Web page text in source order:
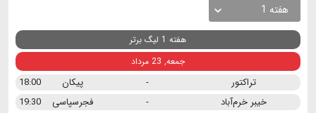
هفته 1
هفته 1 لیگ برتر
جمعه, 23 مرداد
تراکتور - پیکان
18:00
خیبر خرم‌آباد
- فجرسپاسی
19:30